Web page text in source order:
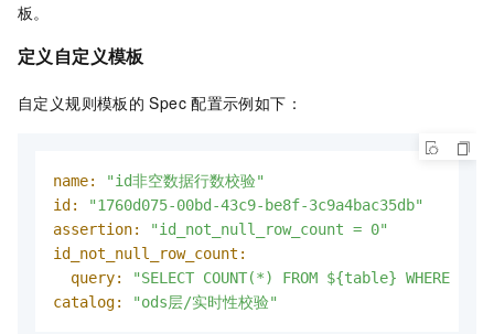
板。
定义自定义模板
自定义规则模板的 Spec 配置示例如下：
name:
"id非空数据行数校验"
id:
"1760d075-00bd-43c9-be8f-3c9a4bac35db"
assertion:
"id_not_null_row_count = 0"
id_not_null_row_count:
query:
"SELECT COUNT(*) FROM ${table} WHERE
catalog:
"ods层/实时性校验"